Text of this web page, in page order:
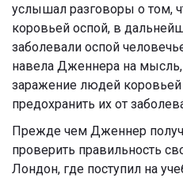
услышал разговоры о том,
коровьей оспой, в
заболевали оспой
навела Дженнера на
заражение людей
предохранить их от
Прежде чем Дженнер
проверить правильность
Лондон, где поступил на